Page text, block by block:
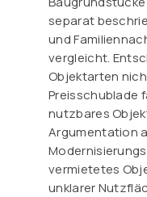
separat
und
vergleicht.
Objektarten
Preisschublade
nutzbares
Argumentation
vermietetes
unklarer